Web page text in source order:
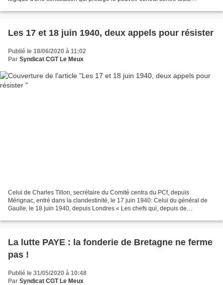
Les 17 et 18 juin 1940, deux appels pour résister
Publié le 18/06/2020 à 11:02
Par Syndicat CGT Le Meux
Celui de Charles Tillon, secrétaire du Comité centra du PCf, depuis
Mérignac, entré dans la clandestinité, le 17 juin 1940: Celui du général de
Gaulle, le 18 juin 1940, depuis Londres « Les chefs qui, depuis de
La lutte PAYE : la fonderie de Bretagne ne ferme
pas !
Publié le 31/05/2020 à 10:48
Par Syndicat CGT Le Meux